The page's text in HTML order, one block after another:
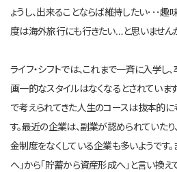
ょうし、出来ることならば維持したい･･･趣
度は海外旅行にも行きたい…と思いません
ライフ・シフトでは、これまで一斉に入学し
画一的なスタイルはなくなるとされています
で考えられてきた人生のコースは抜本的
す。最近の企業は、副業が認められていた
金制度をなくしている企業も多いようです
へ」から「貯蓄から資産形成へ」と言い換え